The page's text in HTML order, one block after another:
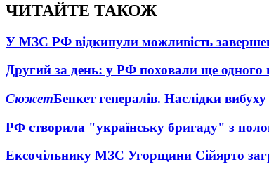
ЧИТАЙТЕ ТАКОЖ
У МЗС РФ відкинули можливість
Другий за день: у РФ поховали ще одного
СюжетБенкет генералів. Наслідки
РФ створила "українську бригаду" з
Ексочільнику МЗС Угорщини Сійярто